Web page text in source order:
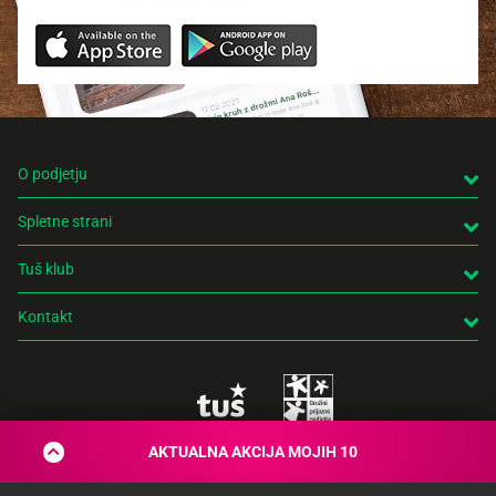
AKTUALNA AKCIJA MOJIH 10
O podjetju
Spletne strani
Tuš klub
Kontakt
© 2026 Engrotuš d.o.o.
Pravno obvestilo
Politika zasebnosti Piškotki